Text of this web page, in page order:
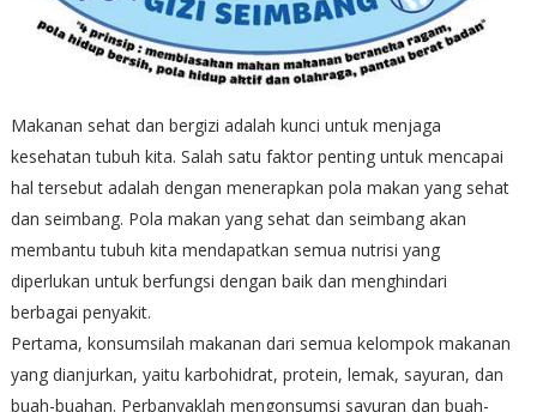
Makanan sehat dan bergizi adalah kunci untuk menjaga
kesehatan tubuh kita. Salah satu faktor penting untuk mencapai
hal tersebut adalah dengan menerapkan pola makan yang sehat
dan seimbang. Pola makan yang sehat dan seimbang akan
membantu tubuh kita mendapatkan semua nutrisi yang
diperlukan untuk berfungsi dengan baik dan menghindari
berbagai penyakit.
Pertama, konsumsilah makanan dari semua kelompok makanan
yang dianjurkan, yaitu karbohidrat, protein, lemak, sayuran, dan
buah-buahan. Perbanyaklah mengonsumsi sayuran dan buah-